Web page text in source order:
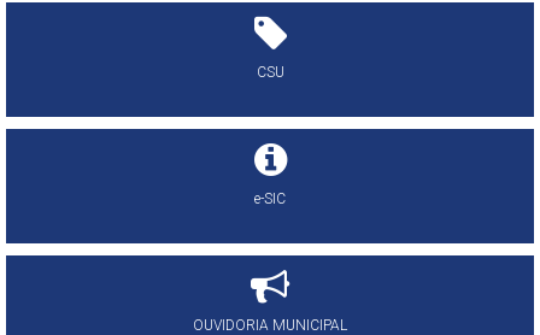
CSU
e-SIC
OUVIDORIA MUNICIPAL